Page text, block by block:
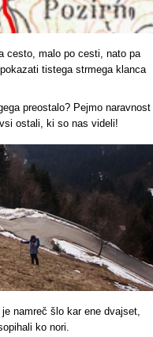
cesto, malo po cesti, nato pa
tistega strmega klanca
preostalo? Pejmo naravnost
ostali, ki so nas videli!
namreč šlo kar ene dvajset,
ko nori.